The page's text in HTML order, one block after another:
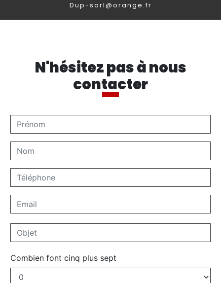
dup-sarl@orange.fr
N'hésitez pas à nous
contacter
Combien font cinq plus sept